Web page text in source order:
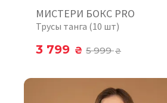
МИСТЕРИ БОКС PRO
Трусы танга (10 шт)
3 799 ₴ 5 999₴